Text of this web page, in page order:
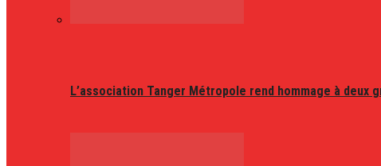
L’association Tanger Métropole rend hommage à deux